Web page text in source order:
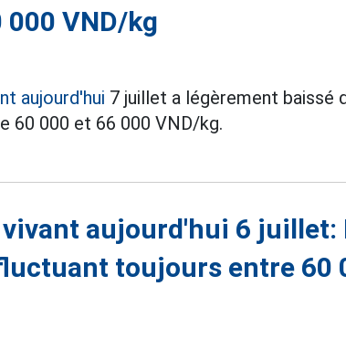
VND/kg
aujourd'hui 7 juillet a légèrement baissé
60 000 et 66 000 VND/kg.
aujourd'hui 6 juillet:
toujours entre 60